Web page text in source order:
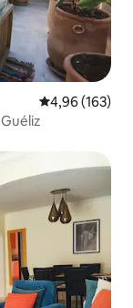
4,96 de uma
4,96 (163)